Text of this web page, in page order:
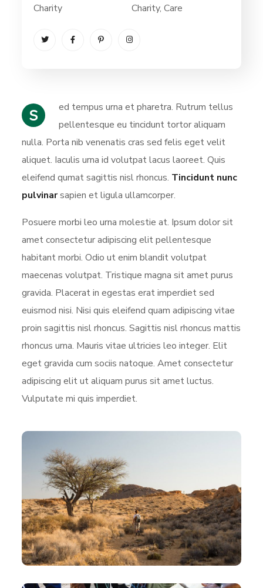
S
ed tempus urna et pharetra. Rutrum tellus
pellentesque eu tincidunt tortor aliquam
nulla. Porta nib venenatis cras sed felis eget velit
aliquet. Iaculis urna id volutpat lacus laoreet. Quis
eleifend qumat sagittis nisl rhoncus. Tincidunt nunc
pulvinarsapien et ligula ullamcorper.
Posuere morbi leo urna molestie at. Ipsum dolor sit
amet consectetur adipiscing elit pellentesque
habitant morbi. Odio ut enim blandit volutpat
maecenas volutpat. Tristique magna sit amet purus
gravida. Placerat in egestas erat imperdiet sed
euismod nisi. Nisi quis eleifend quam adipiscing vitae
proin sagittis nisl rhoncus. Sagittis nisl rhoncus mattis
rhoncus urna. Mauris vitae ultricies leo integer. Elit
eget gravida cum sociis natoque. Amet consectetur
adipiscing elit ut aliquam purus sit amet luctus.
Vulputate mi quis imperdiet.
Charity Charity, Care